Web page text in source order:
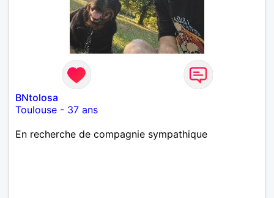
BNtolosa
Toulouse - 37 ans
En recherche de compagnie sympathique